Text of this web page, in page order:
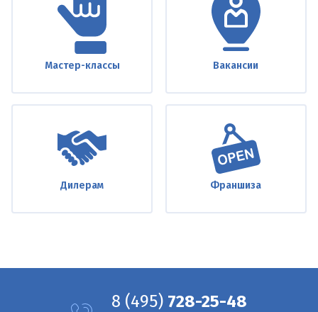
Мастер-классы Вакансии
Дилерам Франшиза
8 (495) 728-25-48